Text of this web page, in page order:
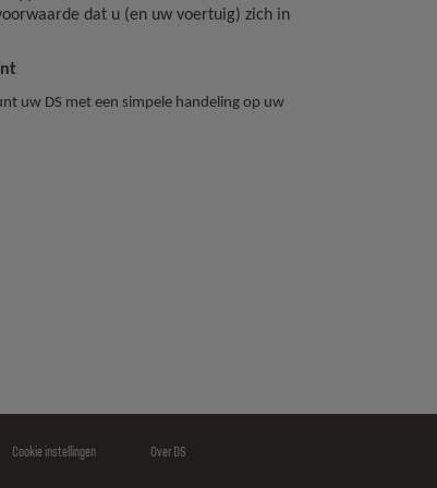
dat u (en uw voertuig) zich in
uw DS met een simpele handeling op uw
Over DS
Cookie instellingen